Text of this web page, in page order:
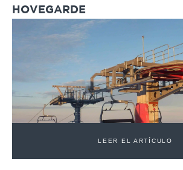
HOVEGARDE
LEER EL ARTÍCULO